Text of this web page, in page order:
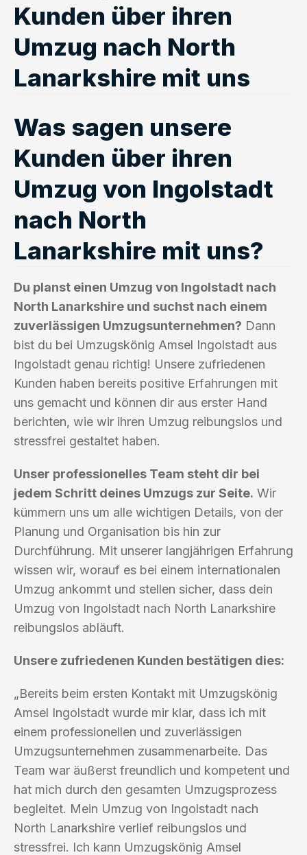
Kunden über ihren
Umzug nach North
Lanarkshire mit uns
Was sagen unsere
Kunden über ihren
Umzug von Ingolstadt
nach North
Lanarkshire mit uns?
Du planst einen Umzug von Ingolstadt nach
North Lanarkshire und suchst nach einem
zuverlässigen Umzugsunternehmen? Dann
bist du bei Umzugskönig Amsel Ingolstadt aus
Ingolstadt genau richtig! Unsere zufriedenen
Kunden haben bereits positive Erfahrungen mit
uns gemacht und können dir aus erster Hand
berichten, wie wir ihren Umzug reibungslos und
stressfrei gestaltet haben.
Unser professionelles Team steht dir bei
jedem Schritt deines Umzugs zur Seite. Wir
kümmern uns um alle wichtigen Details, von der
Planung und Organisation bis hin zur
Durchführung. Mit unserer langjährigen Erfahrung
wissen wir, worauf es bei einem internationalen
Umzug ankommt und stellen sicher, dass dein
Umzug von Ingolstadt nach North Lanarkshire
reibungslos abläuft.
Unsere zufriedenen Kunden bestätigen dies:
„Bereits beim ersten Kontakt mit Umzugskönig
Amsel Ingolstadt wurde mir klar, dass ich mit
einem professionellen und zuverlässigen
Umzugsunternehmen zusammenarbeite. Das
Team war äußerst freundlich und kompetent und
hat mich durch den gesamten Umzugsprozess
begleitet. Mein Umzug von Ingolstadt nach
North Lanarkshire verlief reibungslos und
stressfrei. Ich kann Umzugskönig Amsel